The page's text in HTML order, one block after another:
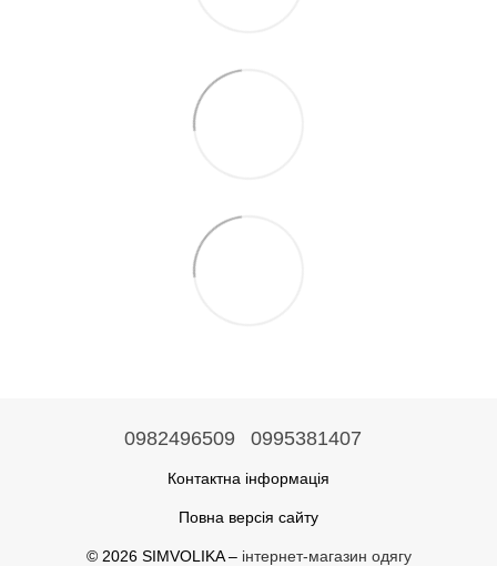
0982496509 0995381407
Контактна інформація
Повна версія сайту
© 2026 SIMVOLIKA – інтернет-магазин одягу